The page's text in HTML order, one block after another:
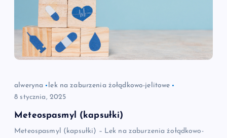
alweryna
lek na zaburzenia żołądkowo-jelitowe
8 stycznia, 2025
Meteospasmyl (kapsułki)
Meteospasmyl (kapsułki) – Lek na zaburzenia żołądkowo-